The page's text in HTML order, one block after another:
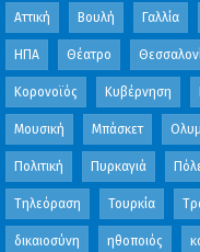
Αττική Βουλή Γαλλία
ΗΠΑ Θέατρο
Κορονοϊός Κυβέρνηση
Μουσική Μπάσκετ
Πολιτική Πυρκαγιά
Τηλεόραση Τουρκία
δικαιοσύνη ηθοποιός